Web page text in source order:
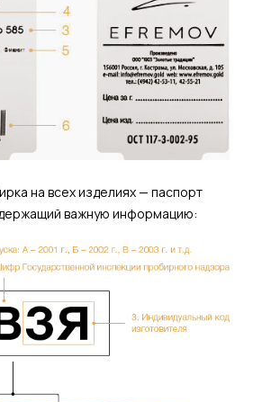
на всех изделиях — паспорт
важную информацию: